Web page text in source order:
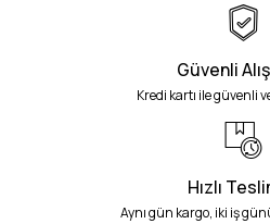
Güvenli
Kredi kartı ile güvenli
Hızlı
Aynı gün kargo, iki iş